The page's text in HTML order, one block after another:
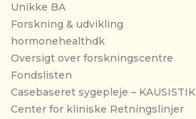
Unikke BA
Forskning & udvikling
hormonehealthdk
Oversigt over forskningscentre
Fondslisten
Casebaseret sygepleje – KAUSISTIK
Center for kliniske Retningslinjer